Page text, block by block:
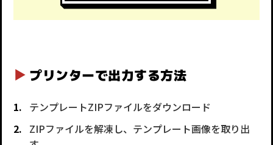
プリンターで出力する方法
テンプレートZIPファイルをダウンロード
ZIPファイルを解凍し、テンプレート画像を取り出